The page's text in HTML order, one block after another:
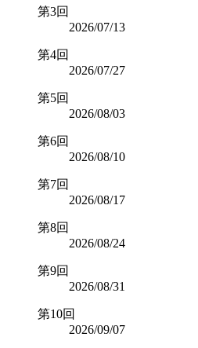
第3回
2026/07/13
第4回
2026/07/27
第5回
2026/08/03
第6回
2026/08/10
第7回
2026/08/17
第8回
2026/08/24
第9回
2026/08/31
第10回
2026/09/07